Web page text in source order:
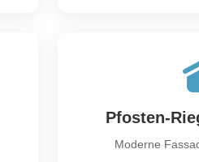
Pfosten-
Moderne